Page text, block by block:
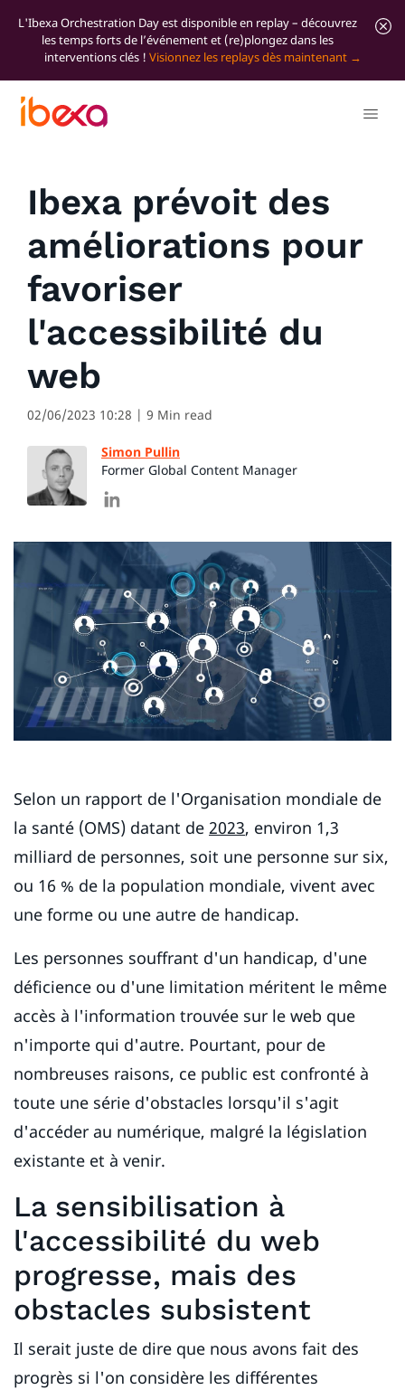
L'Ibexa Orchestration Day est disponible en replay – découvrez
les temps forts de l’événement et (re)plongez dans les
interventions clés ! Visionnez les replays dès maintenant
Tous les articles de blog
Ibexa prévoit des
améliorations pour
favoriser
l'accessibilité du
web
02/06/2023 10:28 | 9 Min read
Simon Pullin
Former Global Content Manager
Selon un rapport de l'Organisation mondiale de
la santé (OMS) datant de 2023, environ 1,3
milliard de personnes, soit une personne sur six,
ou 16 % de la population mondiale, vivent avec
une forme ou une autre de handicap.
Les personnes souffrant d'un handicap, d'une
déficience ou d'une limitation méritent le même
accès à l'information trouvée sur le web que
n'importe qui d'autre. Pourtant, pour de
nombreuses raisons, ce public est confronté à
toute une série d'obstacles lorsqu'il s'agit
d'accéder au numérique, malgré la législation
existante et à venir.
La sensibilisation à
l'accessibilité du web
progresse, mais des
obstacles subsistent
Il serait juste de dire que nous avons fait des
progrès si l'on considère les différentes